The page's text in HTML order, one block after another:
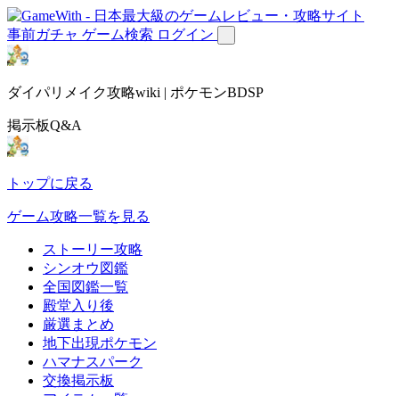
事前ガチャ ゲーム検索 ログイン
ダイパリメイク攻略wiki | ポケモンBDSP
掲示板Q&A
トップに戻る
ゲーム攻略一覧を見る
ストーリー攻略
シンオウ図鑑
全国図鑑一覧
殿堂入り後
厳選まとめ
地下出現ポケモン
ハマナスパーク
交換掲示板